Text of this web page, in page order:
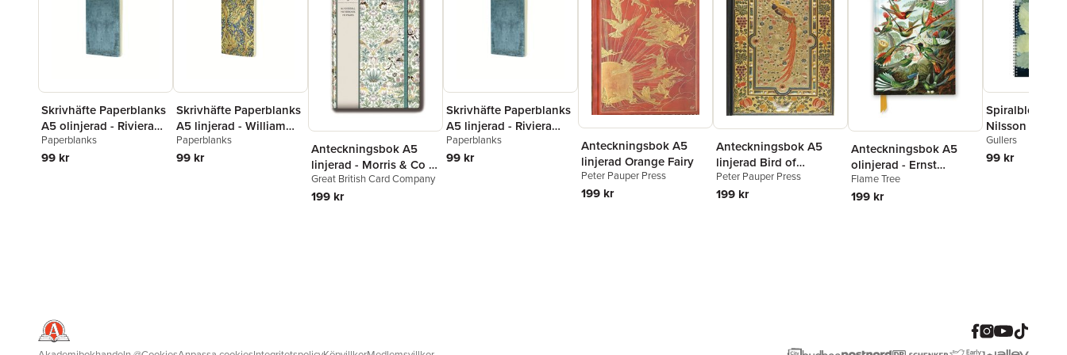
Skrivhäfte Paperblanks
A5 olinjerad - Riviera
Bold
Paperblanks
99 kr
Skrivhäfte Paperblanks
A5 linjerad - William
Morris : Windrush
Paperblanks
99 kr
Anteckningsbok A5
linjerad - Morris & Co :
Strawberry Thief Spring
Great British Card Company
199 kr
Skrivhäfte Paperblanks
A5 linjerad - Riviera
Bold
Paperblanks
99 kr
Anteckningsbok A5
linjerad Orange Fairy
Peter Pauper Press
199 kr
Anteckningsbok A5
linjerad Bird of
Paradise
Peter Pauper Press
199 kr
Anteckningsbok A5
olinjerad - Ernst
Haeckel :
Hummingbirds
Flame Tree
199 kr
Spiralblock
Nilsson Thore
Gullers
99 kr